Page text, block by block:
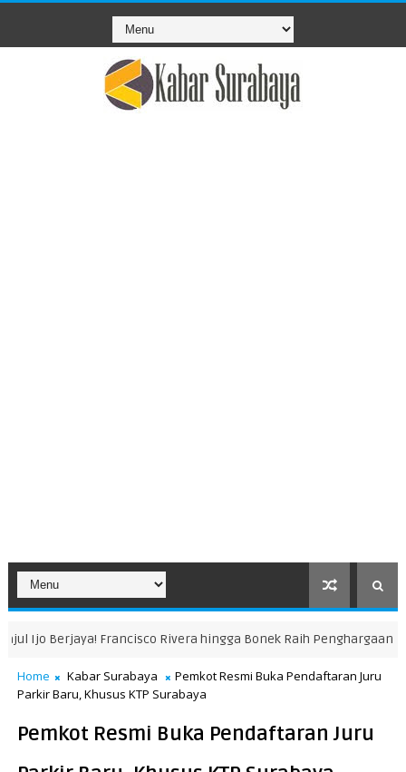
Berjaya! Francisco Rivera hingga Bonek Raih Penghargaan di Piala
Home Kabar Surabaya
Pemkot Resmi Buka Pendaftaran Juru
Parkir Baru, Khusus KTP Surabaya
Pemkot Resmi Buka Pendaftaran Juru